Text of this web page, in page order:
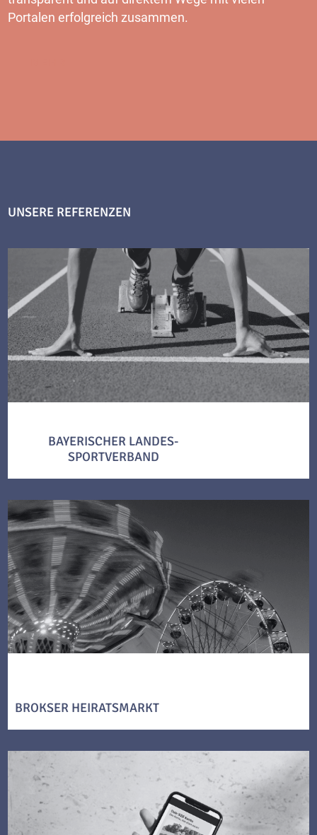
Portalen erfolgreich zusammen.
UNSERE REFERENZEN
BAYERISCHER LANDES-
SPORTVERBAND
BROKSER HEIRATSMARKT